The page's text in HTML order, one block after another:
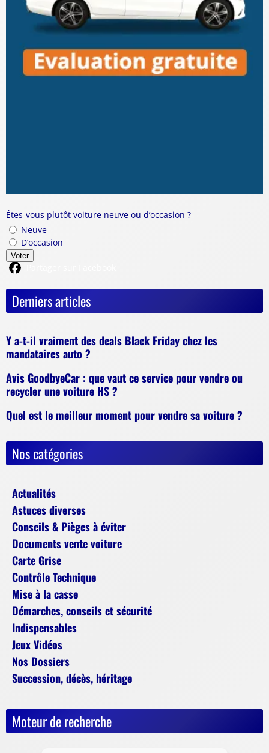
Êtes-vous plutôt voiture neuve ou d’occasion ?
Neuve
D’occasion
Voter
Derniers articles
Y a-t-il vraiment des deals Black Friday chez les
mandataires auto ?
Avis GoodbyeCar : que vaut ce service pour vendre ou
recycler une voiture HS ?
Quel est le meilleur moment pour vendre sa voiture ?
Nos catégories
Actualités
Astuces diverses
Conseils & Pièges à éviter
Documents vente voiture
Carte Grise
Contrôle Technique
Mise à la casse
Démarches, conseils et sécurité
Indispensables
Jeux Vidéos
Nos Dossiers
Succession, décès, héritage
Moteur de recherche